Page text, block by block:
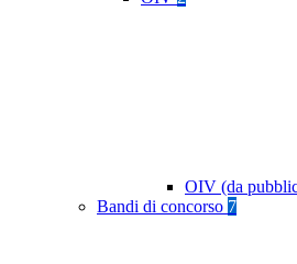
OIV (da
Bandi di concorso 7